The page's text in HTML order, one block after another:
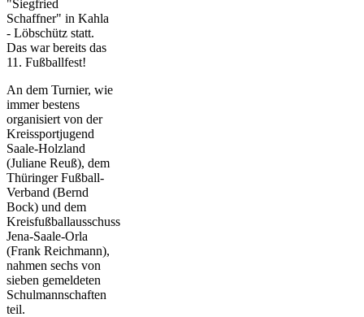
"Siegfried
Schaffner" in Kahla
- Löbschütz statt.
Das war bereits das
11. Fußballfest!
An dem Turnier, wie
immer bestens
organisiert von der
Kreissportjugend
Saale-Holzland
(Juliane Reuß), dem
Thüringer Fußball-
Verband (Bernd
Bock) und dem
Kreisfußballausschuss
Jena-Saale-Orla
(Frank Reichmann),
nahmen sechs von
sieben gemeldeten
Schulmannschaften
teil.